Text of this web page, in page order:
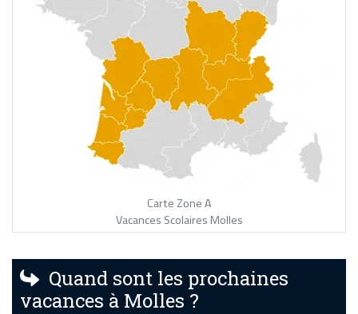
Carte Zone A
Vacances Scolaires Molles
Quand sont les prochaines
vacances à Molles ?